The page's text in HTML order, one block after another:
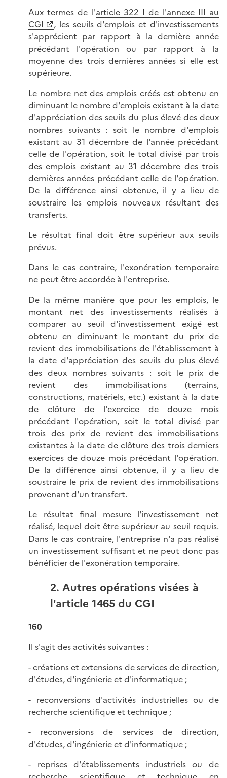
Aux termes de l'article 322 I de l'annexe III au
CGI
, les seuils d'emplois et d'investissements
s'apprécient par rapport à la dernière année
précédant l'opération ou par rapport à la
moyenne des trois dernières années si elle est
supérieure.
Le nombre net des emplois créés est obtenu en
diminuant le nombre d'emplois existant à la date
d'appréciation des seuils du plus élevé des deux
nombres suivants : soit le nombre d'emplois
existant au 31 décembre de l'année précédant
celle de l'opération, soit le total divisé par trois
des emplois existant au 31 décembre des trois
dernières années précédant celle de l'opération.
De la différence ainsi obtenue, il y a lieu de
soustraire les emplois nouveaux résultant des
transferts.
Le résultat final doit être supérieur aux seuils
prévus.
Dans le cas contraire, l'exonération temporaire
ne peut être accordée à l'entreprise.
De la même manière que pour les emplois, le
montant net des investissements réalisés à
comparer au seuil d'investissement exigé est
obtenu en diminuant le montant du prix de
revient des immobilisations de l'établissement à
la date d'appréciation des seuils du plus élevé
des deux nombres suivants : soit le prix de
revient des immobilisations (terrains,
constructions, matériels, etc.) existant à la date
de clôture de l'exercice de douze mois
précédant l'opération, soit le total divisé par
trois des prix de revient des immobilisations
existantes à la date de clôture des trois derniers
exercices de douze mois précédant l'opération.
De la différence ainsi obtenue, il y a lieu de
soustraire le prix de revient des immobilisations
provenant d'un transfert.
Le résultat final mesure l'investissement net
réalisé, lequel doit être supérieur au seuil requis.
Dans le cas contraire, l'entreprise n'a pas réalisé
un investissement suffisant et ne peut donc pas
bénéficier de l'exonération temporaire.
2. Autres opérations visées à
l'article 1465 du CGI
160
Il s'agit des activités suivantes :
- créations et extensions de services de direction,
d'études, d'ingénierie et d'informatique ;
- reconversions d'activités industrielles ou de
recherche scientifique et technique ;
- reconversions de services de direction,
d'études, d'ingénierie et d'informatique ;
- reprises d'établissements industriels ou de